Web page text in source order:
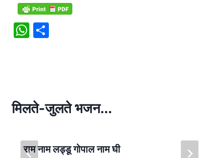
W
p
मिलते-जुलते भजन...
राम नाम लड्डू गोपाल नाम घी